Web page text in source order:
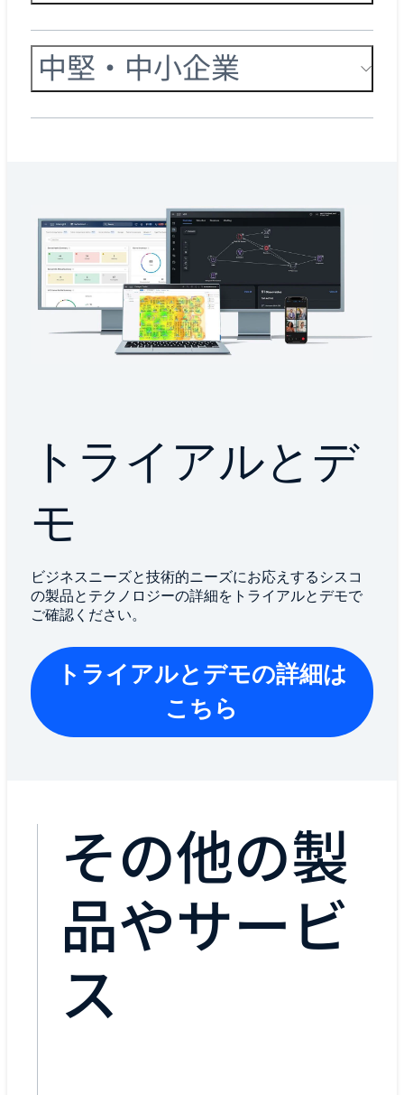
中堅・中小企業
トライアルとデ
モ
ビジネスニーズと技術的ニーズにお応えするシスコ
の製品とテクノロジーの詳細をトライアルとデモで
ご確認ください。
トライアルとデモの詳細は
こちら
その他の製
品やサービ
ス